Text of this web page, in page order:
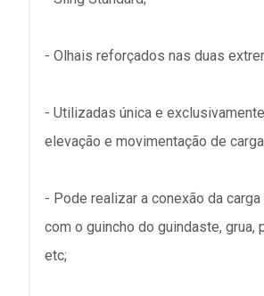
- Olhais reforçados nas duas
- Utilizadas única e
elevação e movimentação de
- Pode realizar a conexão da
com o guincho do guindaste, grua,
etc;